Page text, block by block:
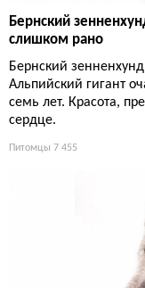
Бернский
слишком рано
Бернский
Альпийский гигант
семь лет. Красота,
сердце.
Питомцы 7 455